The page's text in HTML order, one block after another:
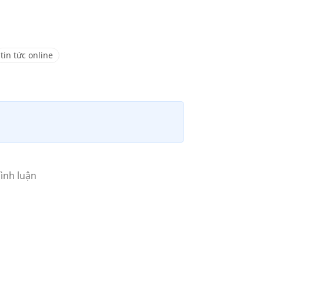
tin tức online